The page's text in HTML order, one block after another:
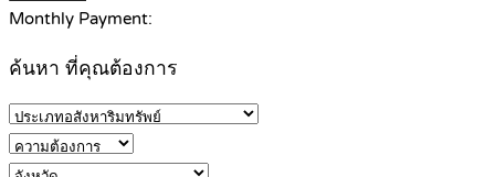
Monthly Payment:
ค้นหา ที่คุณต้องการ